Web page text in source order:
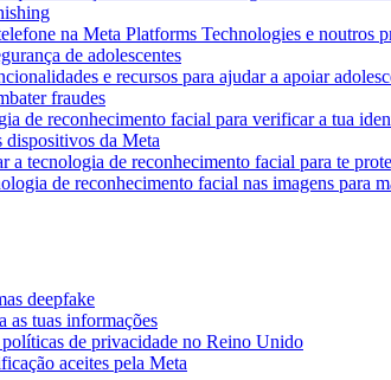
na Meta Platforms Technologies e noutros
de adolescentes
e recursos para ajudar a apoiar
fraudes
de reconhecimento facial para verificar a tua
dispositivos da Meta
a tecnologia de reconhecimento facial para te
de reconhecimento facial nas imagens para
deepfake
as tuas informações
de privacidade no Reino Unido
aceites pela Meta